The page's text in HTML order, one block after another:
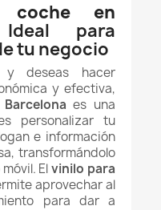
en
para
tu negocio
deseas hacer
y efectiva,
es una
personalizar tu
e información
transformándolo
Elvinilo para
aprovechar al
para dar a